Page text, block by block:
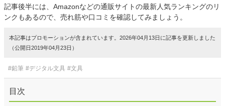
記事後半には、Amazonなどの通販サイトの最新人気ランキングのリ
ンクもあるので、売れ筋や口コミを確認してみましょう。
本記事はプロモーションが含まれています。2026年04月13日に記事を更新しました
（公開日2019年04月23日）
#鉛筆 #デジタル文具 #文具
目次